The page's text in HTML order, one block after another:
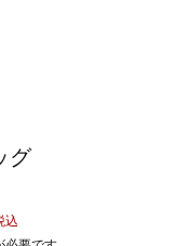
グ
込